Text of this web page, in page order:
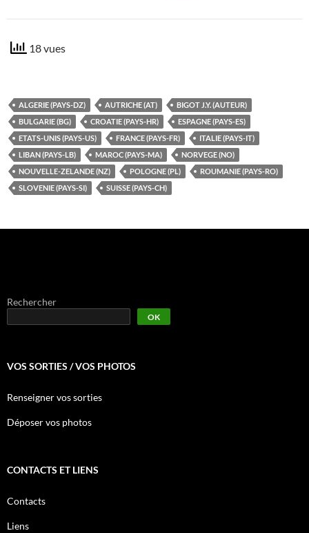
18 vues
ALGERIE (PAYS-DZ) AUTRICHE (AT)
BIGOT J.Y. (AUTEUR)
BULGARIE (BG)
CROATIE (PAYS-HR)
ESPAGNE (PAYS-ES)
ETATS-UNIS (PAYS-US)
FRANCE (PAYS-FR)
ITALIE (PAYS-IT)
LIBAN (PAYS-LB)
MAROC (PAYS-MA)
NORVEGE (NO)
NOUVELLE-ZELANDE (NZ)
POLOGNE (PL)
ROUMANIE (PAYS-RO)
SLOVENIE (PAYS-SI)
SUISSE (PAYS-CH)
Rechercher
OK
VOS SORTIES / VOS PHOTOS
Renseigner vos sorties
Déposer vos photos
CONTACTS ET LIENS
Contacts
Liens